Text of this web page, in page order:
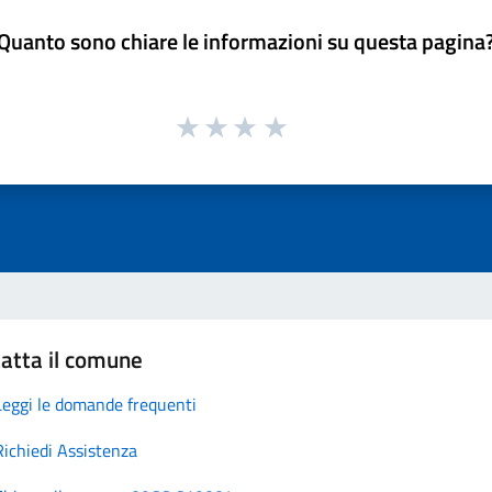
sono chiare le informazioni su questa
il comune
le domande frequenti
Assistenza